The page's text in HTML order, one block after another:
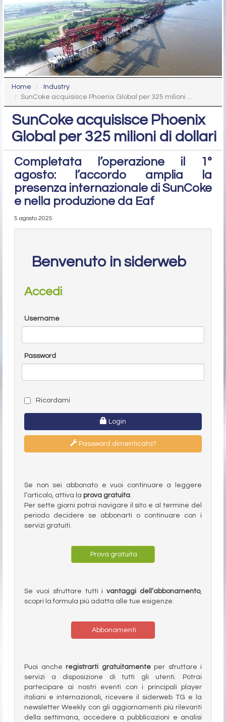
Home
Industry
SunCoke acquisisce Phoenix Global per 325 milioni ...
SunCoke acquisisce Phoenix
Global per 325 milioni di dollari
Completata l’operazione il 1°
agosto: l’accordo amplia la
presenza internazionale di SunCoke
e nella produzione da Eaf
5 agosto 2025
Benvenuto in siderweb
Accedi
Username
Password
Ricordami
Login
Password dimenticata?
Se non sei abbonato e vuoi continuare a leggere
l’articolo, attiva la prova gratuita.
Per sette giorni potrai navigare il sito e al termine del
periodo decidere se abbonarti o continuare con i
servizi gratuiti.
Prova gratuita
Se vuoi sfruttare tutti ivantaggi dell’abbonamento,
scopri la formula più adatta alle tue esigenze.
Abbonamenti
Puoi anche registrarti gratuitamenteper sfruttare i
servizi a disposizione di tutti gli utenti. Potrai
partecipare ai nostri eventi con i principali player
italiani e internazionali, ricevere il siderweb TG e la
newsletter Weekly con gli aggiornamenti più rilevanti
della settimana, accedere a pubblicazioni e analisi